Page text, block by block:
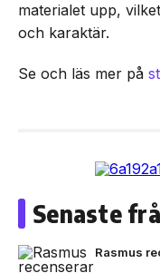
materialet upp,
och karaktär.
Se och läs mer på
Senaste
Rasmus